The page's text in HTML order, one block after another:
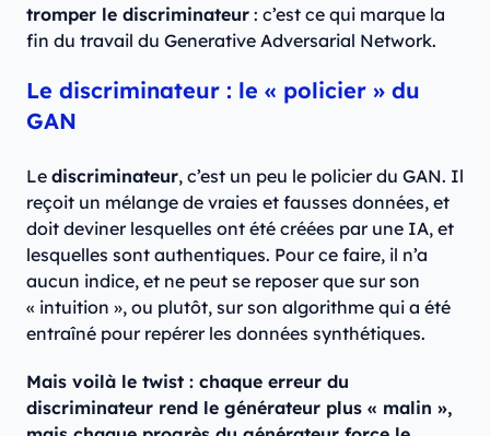
tromper le discriminateur : c’est ce qui marque la
fin du travail du Generative Adversarial Network.
Le discriminateur : le « policier » du
GAN
Le discriminateur, c’est un peu le policier du GAN. Il
reçoit un mélange de vraies et fausses données, et
doit deviner lesquelles ont été créées par une IA, et
lesquelles sont authentiques. Pour ce faire, il n’a
aucun indice, et ne peut se reposer que sur son
« intuition », ou plutôt, sur son algorithme qui a été
entraîné pour repérer les données synthétiques.
Mais voilà le twist : chaque erreur du
discriminateur rend le générateur plus « malin »,